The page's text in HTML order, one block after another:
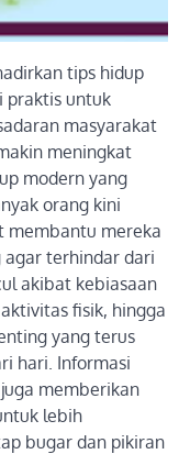
tips hidup
praktis untuk
masyarakat
meningkat
modern yang
orang kini
membantu mereka
agar terhindar dari
akibat kebiasaan
fisik, hingga
yang terus
hari. Informasi
memberikan
lebih
bugar dan pikiran